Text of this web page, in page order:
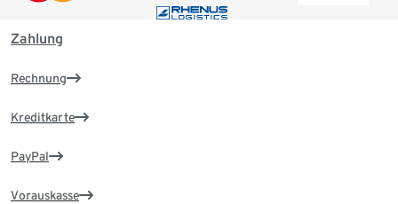
Zahlung
Rechnung
Kreditkarte
PayPal
Vorauskasse